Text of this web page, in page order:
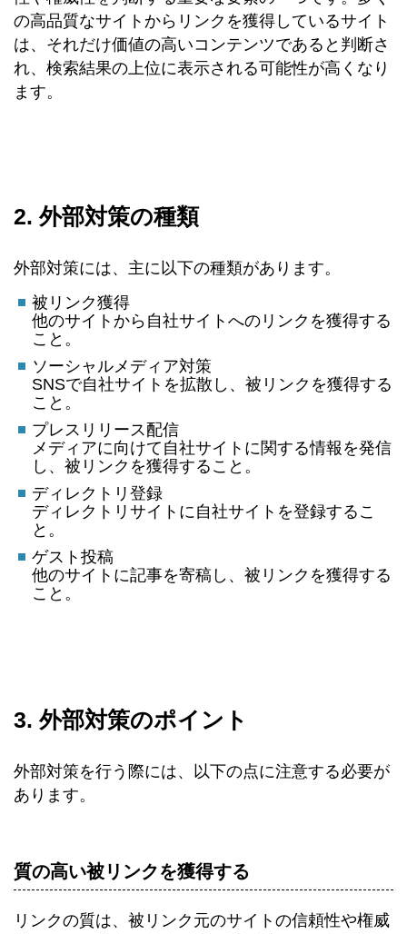
の高品質なサイトからリンクを獲得しているサイト
は、それだけ価値の高いコンテンツであると判断さ
れ、検索結果の上位に表示される可能性が高くなり
ます。
2. 外部対策の種類
外部対策には、主に以下の種類があります。
被リンク獲得
他のサイトから自社サイトへのリンクを獲得する
こと。
ソーシャルメディア対策
SNSで自社サイトを拡散し、被リンクを獲得する
こと。
プレスリリース配信
メディアに向けて自社サイトに関する情報を発信
し、被リンクを獲得すること。
ディレクトリ登録
ディレクトリサイトに自社サイトを登録するこ
と。
ゲスト投稿
他のサイトに記事を寄稿し、被リンクを獲得する
こと。
3. 外部対策のポイント
外部対策を行う際には、以下の点に注意する必要が
あります。
質の高い被リンクを獲得する
リンクの質は、被リンク元のサイトの信頼性や権威